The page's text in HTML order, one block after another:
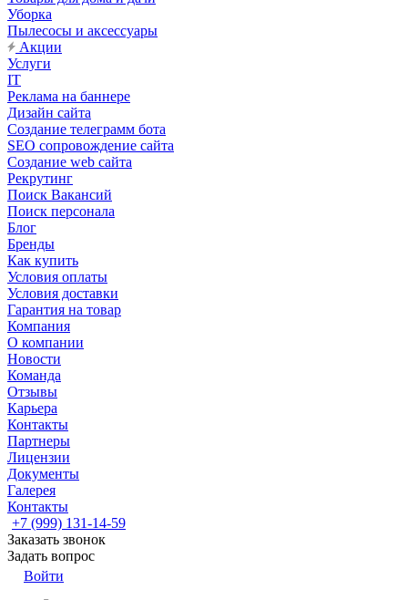
Уборка
Пылесосы и аксессуары
Акции
Услуги
IT
Реклама на баннере
Дизайн сайта
Создание телеграмм бота
SEO сопровождение сайта
Создание web сайта
Рекрутинг
Поиск Вакансий
Поиск персонала
Блог
Бренды
Как купить
Условия оплаты
Условия доставки
Гарантия на товар
Компания
О компании
Новости
Команда
Отзывы
Карьера
Контакты
Партнеры
Лицензии
Документы
Галерея
Контакты
+7 (999) 131-14-59
Заказать звонок
Задать вопрос
Войти